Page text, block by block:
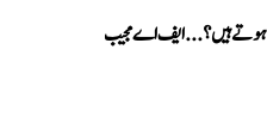
ہیں؟...ایف اے مجیب